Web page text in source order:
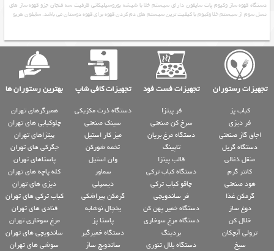
دستگاه قهوه ساز وکیوم پات سایفون دارای سیستم خلا با شیشه بوروسیلیکاتی ظرفیت سه فنجان جزو قهوه ساز های
نسل سوم از سیستم خلا وکیوم با کیفیت ترین سیستم های دم کردن قهوه برای قهوه دوستان می باشد. سایفون هریو
تجهیزات رستوران تجهیزات فست فود تجهیزات کافی شاپ بهترین رستوران ها
کباب پز
فر دیزی
اجاق گاز صنعتی
دستگاه گریل
منقل ذغالی
کانتر گرم
هود صنعتی
گرمکن غذا
دوغ ساز
خلال کن
ترولی آبچکان
سیخ
فر پیتزا
سرخ کن صنعتی
دستگاه مرغ بریان
تاپینگ
قالب پیتزا
دستگاه کباب ترکی
چاقو کباب ترکی
فر ساندویچی
دستگاه خمیر پهن کن
دستگاه مرغ سوخاری
بردینگ
دستگاه بلال تنوری
دستگاه ذرت مکزیکی
سینک صنعتی
میز کار استیل
تخمه شورکن
وان استیل
سماور
دیسپلی
گرمکن پیراشکی
یخچال نوشابه
پاستا پز
دستگاه خمیرگیر
ساندویچ ساز
همبرگرهای تهران
چلوکبابی های تهران
پیتزاهای تهران
جگرکی های تهران
پاستاهای تهران
کله پاچه های تهران
دیزی های تهران
کباب ترکی های تهران
قنادی های تهران
مرغ سوخاری تهران
ساندویچی های تهران
سوشی های تهران